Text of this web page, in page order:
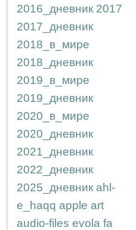
2016_дневник 2017
2017_дневник
2018_в_мире
2018_дневник
2019_в_мире
2019_дневник
2020_в_мире
2020_дневник
2021_дневник
2022_дневник
2025_дневник ahl-
e_haqq apple art
audio-files evola fa